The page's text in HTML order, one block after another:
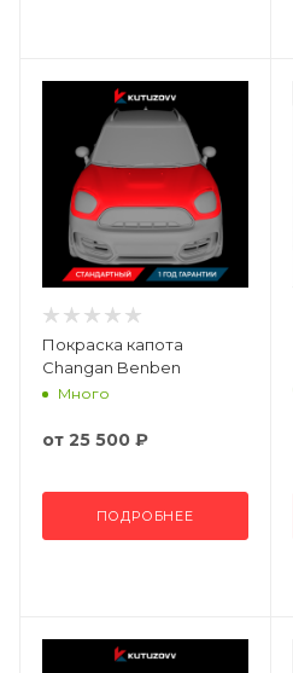
Покраска капота
Changan Benben
Много
от 25 500 ₽
ПОДРОБНЕЕ